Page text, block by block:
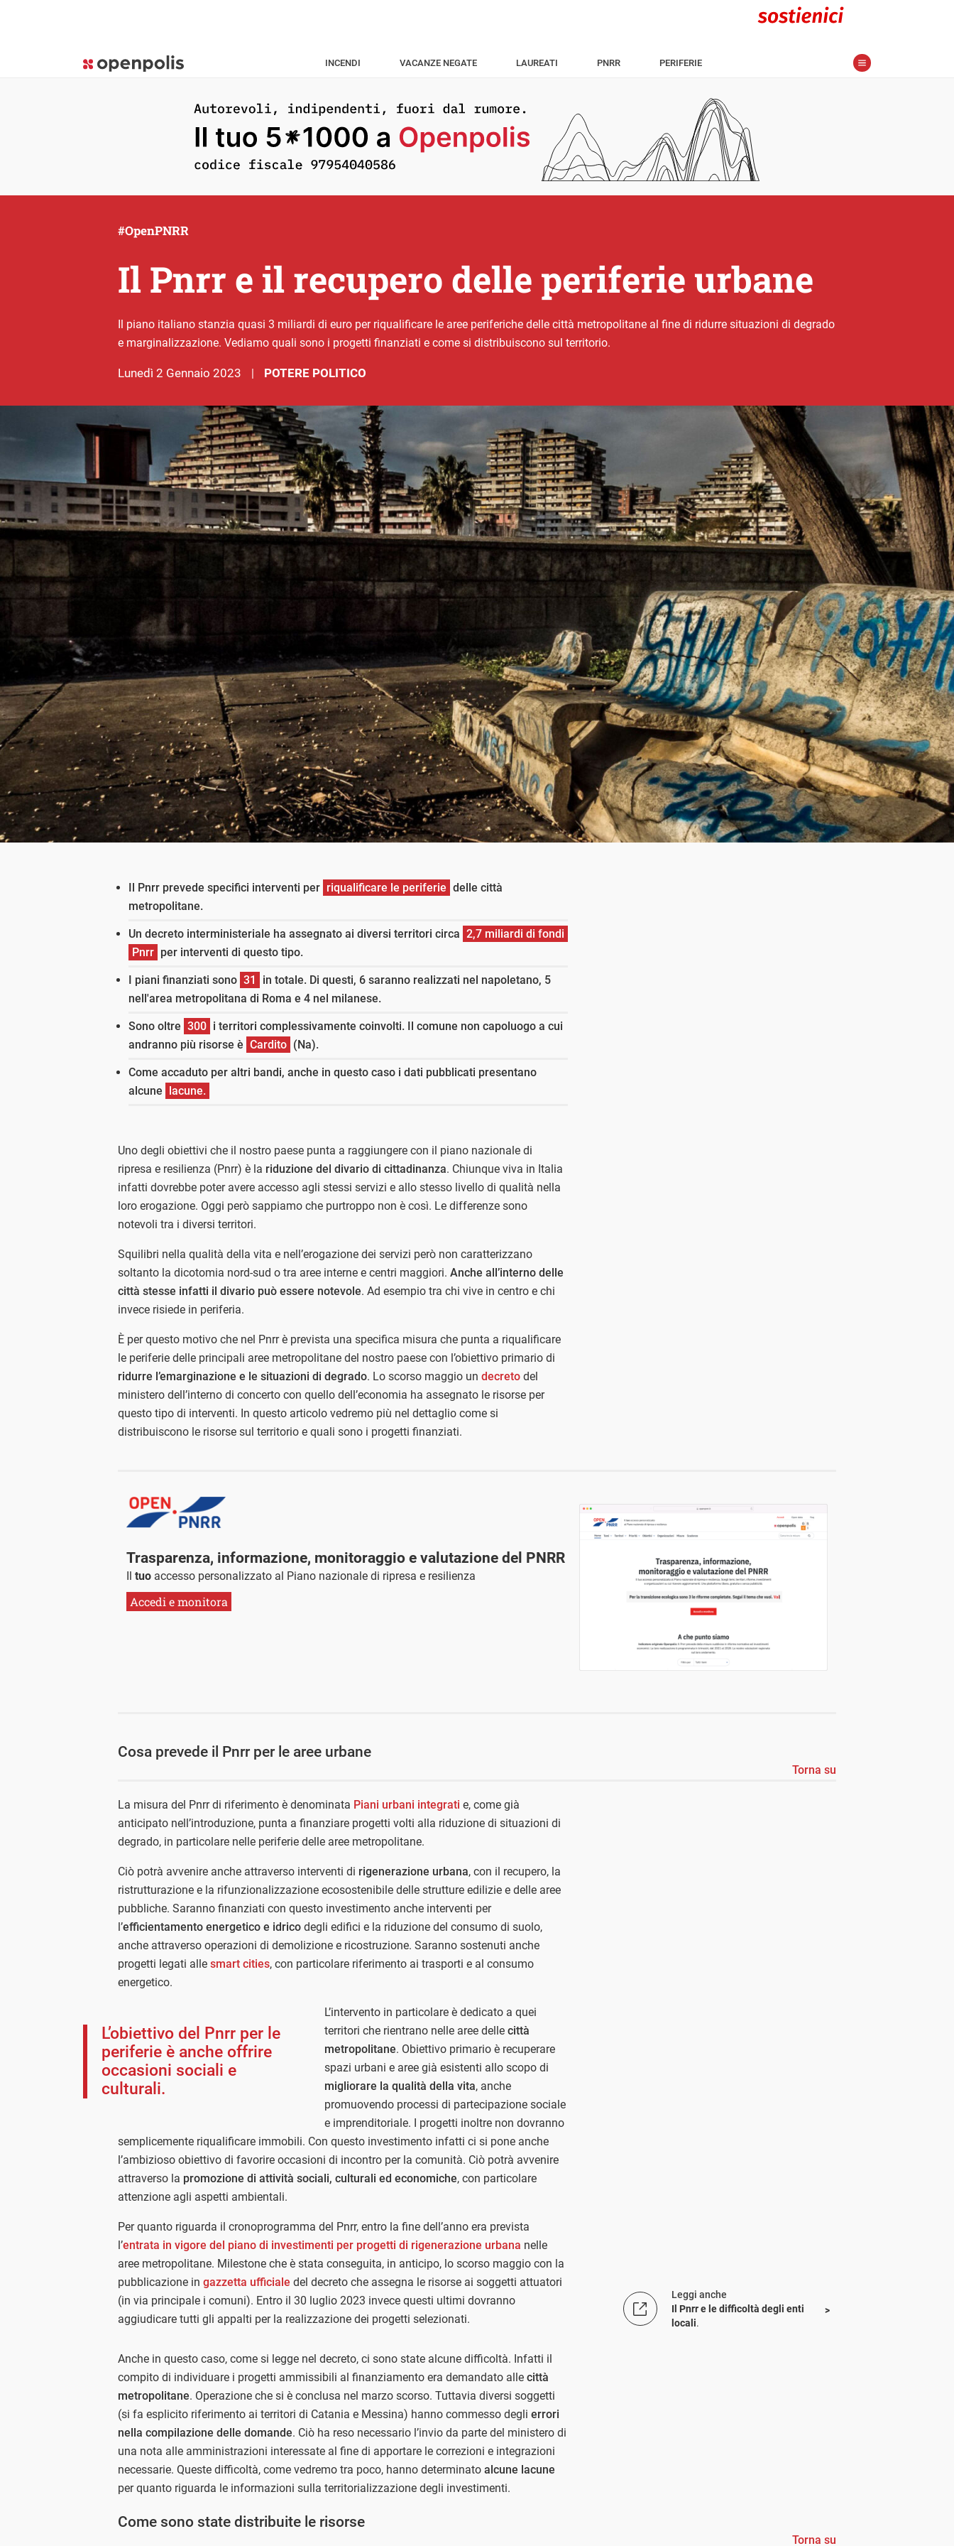
INCENDI VACANZE NEGATE LAUREATI PNRR PERIFERIE
Il Pnrr e il recupero delle periferie urbane
#OpenPNRR
Il piano italiano stanzia quasi 3 miliardi di euro per riqualificare le aree periferiche delle città metropolitane al fine di ridurre situazioni di degrado
e marginalizzazione. Vediamo quali sono i progetti finanziati e come si distribuiscono sul territorio.
lunedì 2 Gennaio 2023 | POTERE POLITICO
Il Pnrr prevede specifici interventi per riqualificare le periferie delle città
metropolitane.
Un decreto interministeriale ha assegnato ai diversi territori circa 2,7 miliardi di fondi
Pnrr per interventi di questo tipo.
I piani finanziati sono 31
in totale. Di questi, 6 saranno realizzati nel napoletano, 5
nell'area metropolitana di Roma e 4 nel milanese.
Sono oltre 300 i territori complessivamente coinvolti. Il comune non capoluogo a cui
andranno più risorse è Cardito (Na).
Come accaduto per altri bandi, anche in questo caso i dati pubblicati presentano
alcune lacune.
Uno degli obiettivi che il nostro paese punta a raggiungere con il piano nazionale di
ripresa e resilienza (Pnrr) è la riduzione del divario di cittadinanza. Chiunque viva in Italia
infatti dovrebbe poter avere accesso agli stessi servizi e allo stesso livello di qualità nella
loro erogazione. Oggi però sappiamo che purtroppo non è così. Le differenze sono
notevoli tra i diversi territori.
Squilibri nella qualità della vita e nell’erogazione dei servizi però non caratterizzano
soltanto la dicotomia nord-sud o tra aree interne e centri maggiori. Anche all’interno delle
città stesse infatti il divario può essere notevole. Ad esempio tra chi vive in centro e chi
invece risiede in periferia.
È per questo motivo che nel Pnrr è prevista una specifica misura che punta a riqualificare
le periferie delle principali aree metropolitane del nostro paese con l’obiettivo primario di
ridurre l’emarginazione e le situazioni di degrado. Lo scorso maggio un decreto del
ministero dell’interno di concerto con quello dell’economia ha assegnato le risorse per
questo tipo di interventi. In questo articolo vedremo più nel dettaglio come si
distribuiscono le risorse sul territorio e quali sono i progetti finanziati.
Trasparenza, informazione, monitoraggio e valutazione del PNRR
Il tuo accesso personalizzato al Piano nazionale di ripresa e resilienza
Accedi e monitora
Cosa prevede il Pnrr per le aree urbane
Torna su
La misura del Pnrr di riferimento è denominata Piani urbani integrati e, come già
anticipato nell’introduzione, punta a finanziare progetti volti alla riduzione di situazioni di
degrado, in particolare nelle periferie delle aree metropolitane.
Ciò potrà avvenire anche attraverso interventi di rigenerazione urbana, con il recupero, la
ristrutturazione e la rifunzionalizzazione ecosostenibile delle strutture edilizie e delle aree
pubbliche. Saranno finanziati con questo investimento anche interventi per
l’efficientamento energetico e idrico degli edifici e la riduzione del consumo di suolo,
anche attraverso operazioni di demolizione e ricostruzione. Saranno sostenuti anche
progetti legati alle smart cities, con particolare riferimento ai trasporti e al consumo
energetico.
L’obiettivo del Pnrr per le
periferie è anche offrire
occasioni sociali e
culturali.
L’intervento in particolare è dedicato a quei
territori che rientrano nelle aree delle città
metropolitane. Obiettivo primario è recuperare
spazi urbani e aree già esistenti allo scopo di
migliorare la qualità della vita, anche
promuovendo processi di partecipazione sociale
e imprenditoriale. I progetti inoltre non dovranno
semplicemente riqualificare immobili. Con questo investimento infatti ci si pone anche
l’ambizioso obiettivo di favorire occasioni di incontro per la comunità. Ciò potrà avvenire
attraverso la promozione di attività sociali, culturali ed economiche, con particolare
attenzione agli aspetti ambientali.
Per quanto riguarda il cronoprogramma del Pnrr, entro la fine dell’anno era prevista
l’entrata in vigore del piano di investimenti per progetti di rigenerazione urbana nelle
aree metropolitane. Milestone che è stata conseguita, in anticipo, lo scorso maggio con la
pubblicazione in gazzetta ufficiale del decreto che assegna le risorse ai soggetti attuatori
(in via principale i comuni). Entro il 30 luglio 2023 invece questi ultimi dovranno
aggiudicare tutti gli appalti per la realizzazione dei progetti selezionati.
Leggi anche
Il Pnrr e le difficoltà degli enti
locali.
Anche in questo caso, come si legge nel decreto, ci sono state alcune difficoltà. Infatti il
compito di individuare i progetti ammissibili al finanziamento era demandato alle città
metropolitane. Operazione che si è conclusa nel marzo scorso. Tuttavia diversi soggetti
(si fa esplicito riferimento ai territori di Catania e Messina) hanno commesso degli errori
nella compilazione delle domande. Ciò ha reso necessario l’invio da parte del ministero di
una nota alle amministrazioni interessate al fine di apportare le correzioni e integrazioni
necessarie. Queste difficoltà, come vedremo tra poco, hanno determinato alcune lacune
per quanto riguarda le informazioni sulla territorializzazione degli investimenti.
Come sono state distribuite le risorse
Torna su